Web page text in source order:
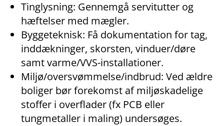
Tinglysning: Gennemgå servitutter og
hæftelser med mægler.
Byggeteknisk: Få dokumentation for tag,
inddækninger, skorsten, vinduer/døre
samt varme/VVS-installationer.
Miljø/oversvømmelse/indbrud: Ved ældre
boliger bør forekomst af miljøskadelige
stoffer i overflader (fx PCB eller
tungmetaller i maling) undersøges.